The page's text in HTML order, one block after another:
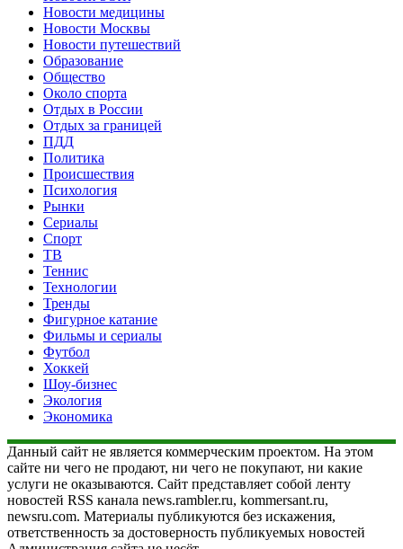
Новости медицины
Новости Москвы
Новости путешествий
Образование
Общество
Около спорта
Отдых в России
Отдых за границей
ПДД
Политика
Происшествия
Психология
Рынки
Сериалы
Спорт
ТВ
Теннис
Технологии
Тренды
Фигурное катание
Фильмы и сериалы
Футбол
Хоккей
Шоу-бизнес
Экология
Экономика
Данный сайт не является коммерческим проектом. На этом
сайте ни чего не продают, ни чего не покупают, ни какие
услуги не оказываются. Сайт представляет собой ленту
новостей RSS канала news.rambler.ru, kommersant.ru,
newsru.com. Материалы публикуются без искажения,
ответственность за достоверность публикуемых новостей